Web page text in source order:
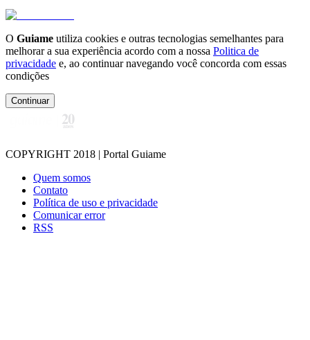
O Guiame utiliza cookies e outras tecnologias semelhantes para
melhorar a sua experiência acordo com a nossa Politica de
privacidade e, ao continuar navegando você concorda com essas
condições
Continuar
COPYRIGHT 2018 | Portal Guiame
Quem somos
Contato
Política de uso e privacidade
Comunicar error
RSS